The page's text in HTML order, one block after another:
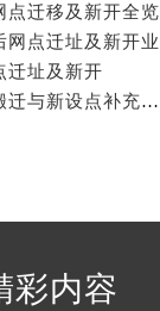
约）
点迁移及新开全览
网点迁址及新开业
迁址及新开
2026年5月法穆兰官方维修保养服务中心搬迁与新设点补充确认通告原文发布完毕
彩内容